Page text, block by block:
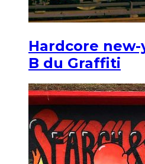
Hardcore
B du Graffiti